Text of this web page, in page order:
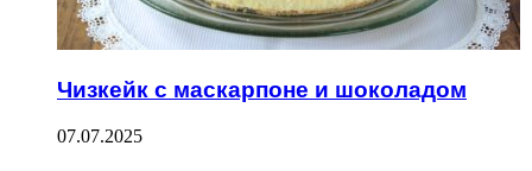
Чизкейк с маскарпоне и шоколадом
07.07.2025